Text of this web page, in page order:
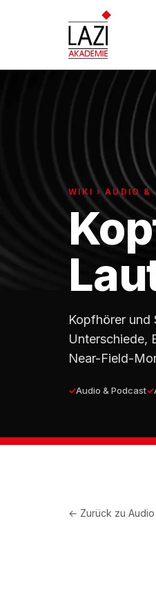
WIKI › AUDIO &
Kopfhörer
Unterschiede,
Near-Field-
Audio & Podcast
← Zurück zu